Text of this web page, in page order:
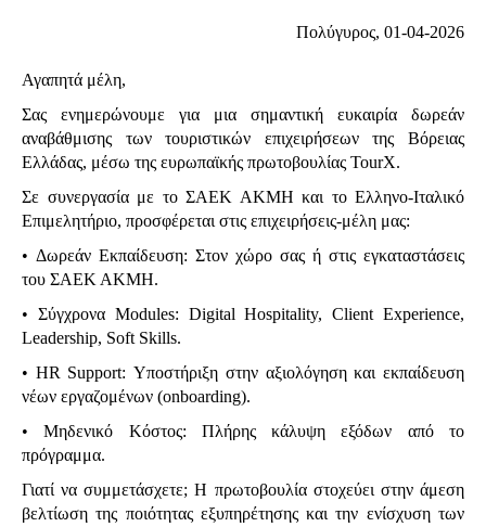
Πολύγυρος, 01-04-2026
Αγαπητά μέλη,
Σας ενημερώνουμε για μια σημαντική ευκαιρία δωρεάν
αναβάθμισης των τουριστικών επιχειρήσεων της Βόρειας
Ελλάδας, μέσω της ευρωπαϊκής πρωτοβουλίας TourX.
Σε συνεργασία με το ΣΑΕΚ ΑΚΜΗ και το Ελληνο-Ιταλικό
Επιμελητήριο, προσφέρεται στις επιχειρήσεις-μέλη μας:
• Δωρεάν Εκπαίδευση: Στον χώρο σας ή στις εγκαταστάσεις
του ΣΑΕΚ ΑΚΜΗ.
• Σύγχρονα Modules: Digital Hospitality, Client Experience,
Leadership, Soft Skills.
• HR Support: Υποστήριξη στην αξιολόγηση και εκπαίδευση
νέων εργαζομένων (onboarding).
• Μηδενικό Κόστος: Πλήρης κάλυψη εξόδων από το
πρόγραμμα.
Γιατί να συμμετάσχετε; Η πρωτοβουλία στοχεύει στην άμεση
βελτίωση της ποιότητας εξυπηρέτησης και την ενίσχυση των